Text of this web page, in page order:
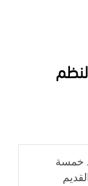
خمسة